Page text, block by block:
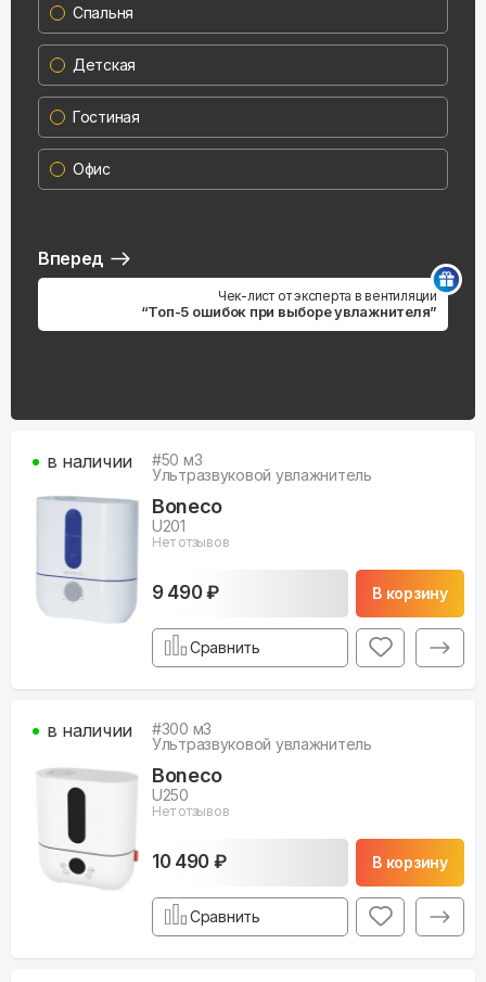
#50 м3
Ультразвуковой увлажнитель
Boneco
U201
Нет отзывов
9 490 ₽ В корзину
в наличии
Сравнить
#300 м3
Ультразвуковой увлажнитель
Boneco
U250
Нет отзывов
10 490 ₽ В корзину
в наличии
Сравнить
Спальня
Детская
Гостиная
Офис
Вперед
Чек-лист от эксперта в вентиляции
“Топ-5 ошибок при выборе увлажнителя”